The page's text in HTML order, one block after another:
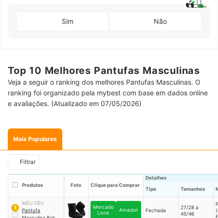
Sim Não
Top 10 Melhores Pantufas Masculinas
Veja a seguir o ranking dos melhores Pantufas Masculinas. O
ranking foi organizado pela mybest com base em dados online
e avaliações. (Atualizado em 07/05/2026)
Mais Populares
Filtrar
Produtos Foto Clique para Comprar
Detalhes
Tipo
Tamanhos
1
MEU CÉU
Pantufa
Mercado
Livre
Amazon Fechada
27/28 a
45/46